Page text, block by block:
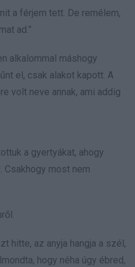
a férjem tett. De remélem,
ad.”
alkalommal máshogy
el, csak alakot kapott. A
volt neve annak, ami addig
a gyertyákat, ahogy
Csakhogy most nem
hitte, az anyja hangja a szél,
hogy néha úgy ébred,